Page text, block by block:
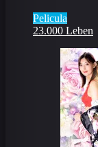
Pelicula
23.000 Leben